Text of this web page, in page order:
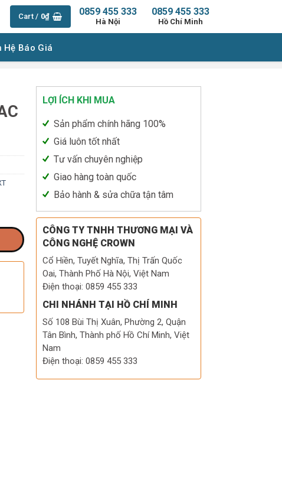
Cart / 0₫ 0859 455 333
Hồ Chí Minh
0859 455 333
Hà Nội
Hệ Báo Giá
LỢI ÍCH KHI MUA
Sản phẩm chính hãng 100%
Giá luôn tốt nhất
Tư vấn chuyên nghiệp
Giao hàng toàn quốc
Bảo hành & sửa chữa tận tâm
CÔNG TY TNHH THƯƠNG MẠI VÀ
CÔNG NGHỆ CROWN
Cổ Hiền, Tuyết Nghĩa, Thị Trấn Quốc
Oai, Thành Phố Hà Nội, Việt Nam
Điện thoại: 0859 455 333
CHI NHÁNH TẠI HỒ CHÍ MINH
Số 108 Bùi Thị Xuân, Phường 2, Quận
Tân Bình, Thành phố Hồ Chí Minh, Việt
Nam
Điện thoại: 0859 455 333